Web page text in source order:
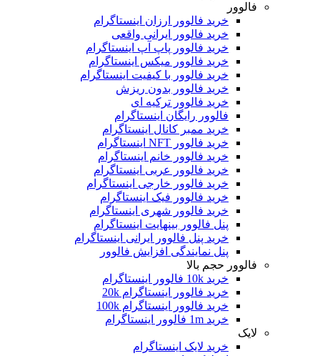
فالوور
خرید فالوور ارزان اینستاگرام
خرید فالوور ایرانی واقعی
خرید فالوور پاپ آپ اینستاگرام
خرید فالوور میکس اینستاگرام
خرید فالوور با کیفیت اینستاگرام
خرید فالوور بدون ریزش
خرید فالوور ترکیه ای
فالوور رایگان اینستاگرام
خرید ممبر کانال اینستاگرام
خرید فالوور NFT اینستاگرام
خرید فالوور خانم اینستاگرام
خرید فالوور عربی اینستاگرام
خرید فالوور خارجی اینستاگرام
خرید فالوور فیک اینستاگرام
خرید فالوور شهری اینستاگرام
پنل فالوور بینهایت اینستاگرام
خرید پنل فالوور ایرانی اینستاگرام
پنل نمایندگی افزایش فالوور
فالوور حجم بالا
خرید 10k فالوور اینستاگرام
خرید فالوور اینستاگرام 20k
خرید فالوور اینستاگرام 100k
خرید 1m فالوور اینستاگرام
لایک
خرید لایک اینستاگرام